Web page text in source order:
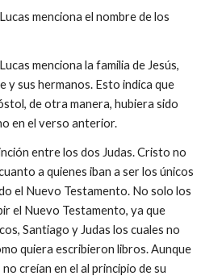
menciona el nombre de los
menciona la familia de Jesús,
y sus hermanos. Esto indica que
de otra manera, hubiera sido
en el verso anterior.
entre los dos Judas. Cristo no
a quienes iban a ser los únicos
el Nuevo Testamento. No solo los
el Nuevo Testamento, ya que
Santiago y Judas los cuales no
quiera escribieron libros. Aunque
creían en el al principio de su